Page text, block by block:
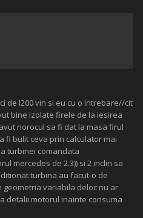
de l200 vin si eu cu o intrebare//cit
bine izolate firele de la iesirea
norocul sa fi dat la masa firul
fi bulit ceva prin calculator mai
turbinei comandata
mercedes de 2.3)) si 2 inclin sa
turbina au facut-o de
geometria variabila deloc nu ar
detalii motorul inainte consuma